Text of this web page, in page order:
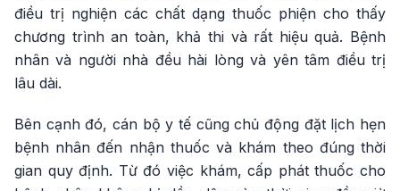
điều trị nghiện các chất dạng thuốc phiện cho thấy
chương trình an toàn, khả thi và rất hiệu quả. Bệnh
nhân và người nhà đều hài lòng và yên tâm điều trị
lâu dài.
Bên cạnh đó, cán bộ y tế cũng chủ động đặt lịch hẹn
bệnh nhân đến nhận thuốc và khám theo đúng thời
gian quy định. Từ đó việc khám, cấp phát thuốc cho